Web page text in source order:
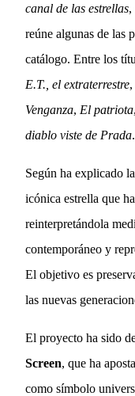
canal de las estrellas,
reúne algunas de las
catálogo. Entre los
E.T., el extraterrestre,
Venganza, El patriota,
diablo viste de Prada.
Según ha explicado
icónica estrella que
reinterpretándola
contemporáneo y
El objetivo es
las nuevas
El proyecto ha sido
Screen, que ha
como símbolo